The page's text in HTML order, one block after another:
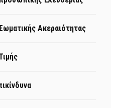
Ακεραιότητας